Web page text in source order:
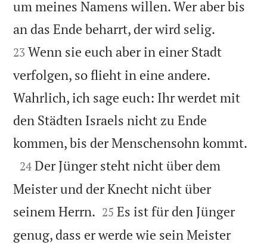
um meines Namens willen. Wer aber bis
an das Ende beharrt, der wird selig.
23 Wenn sie euch aber in einer Stadt
verfolgen, so flieht in eine andere.
Wahrlich, ich sage euch: Ihr werdet mit
den Städten Israels nicht zu Ende
kommen, bis der Menschensohn kommt.

24 Der Jünger steht nicht über dem
Meister und der Knecht nicht über
seinem Herrn. 

25 Es ist für den Jünger
genug, dass er werde wie sein Meister